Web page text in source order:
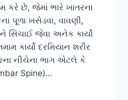
કરે છે, જેમાં ભારે ખાતરના
પૂળા ખસેડવા, વાવણી,
સિંચાઈ જેવા અનેક કાર્યો
કાર્યો દરમિયાન શરીર
નીચેના ભાગ એટલે કે
Spine)…